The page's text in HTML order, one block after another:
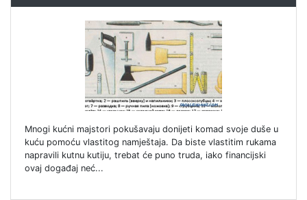
Mnogi kućni majstori pokušavaju donijeti komad svoje duše u
kuću pomoću vlastitog namještaja. Da biste vlastitim rukama
napravili kutnu kutiju, trebat će puno truda, iako financijski
ovaj događaj neć...